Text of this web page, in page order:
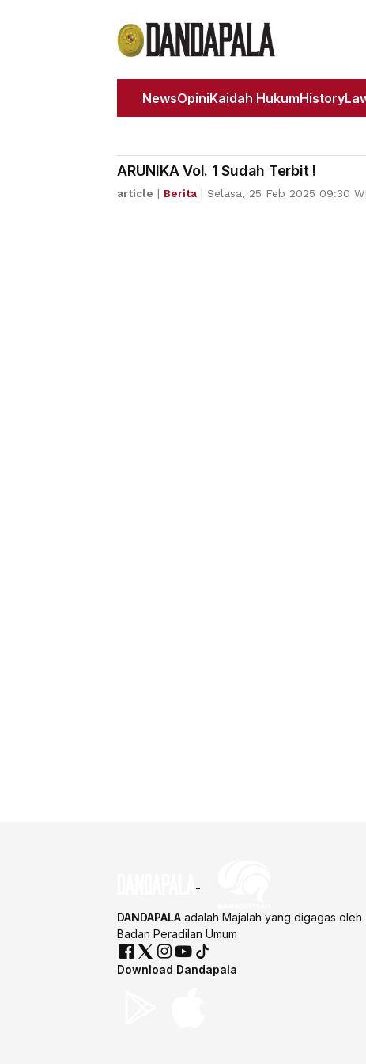
NewsOpiniKaidah Hukum
ARUNIKA Vol. 1 Sudah Terbit !
article | Berita | Selasa, 25 Feb 2025 09:30
DANDAPALA adalah Majalah yang digagas oleh
Badan Peradilan Umum
Download Dandapala